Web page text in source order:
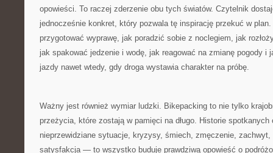
opowieści. To raczej zderzenie obu tych światów. Czytelnik
jednocześnie konkret, który pozwala tę inspirację przekuć w
przygotować wyprawę, jak poradzić sobie z noclegiem, jak
jak spakować jedzenie i wodę, jak reagować na zmianę pogody i
jazdy nawet wtedy, gdy droga wystawia charakter na próbę.
Ważny jest również wymiar ludzki. Bikepacking to nie tylko
przeżycia, które zostają w pamięci na długo. Historie spotkanych
nieprzewidziane sytuacje, kryzysy, śmiech, zmęczenie,
satysfakcja — to wszystko buduje prawdziwą opowieść o